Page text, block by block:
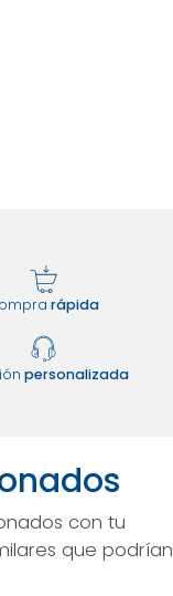
rápida
personalizada
con tu
que podrían